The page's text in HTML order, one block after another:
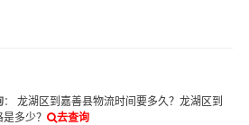
： 龙湖区到嘉善县物流时间要多久？ 龙湖区到
多少？
去查询